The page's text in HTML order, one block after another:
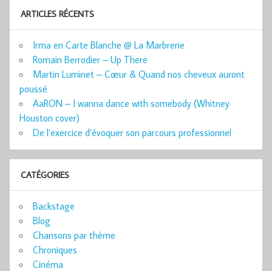
ARTICLES RÉCENTS
Irma en Carte Blanche @ La Marbrerie
Romain Berrodier – Up There
Martin Luminet – Cœur & Quand nos cheveux auront
poussé
AaRON – I wanna dance with somebody (Whitney
Houston cover)
De l’exercice d’évoquer son parcours professionnel
CATÉGORIES
Backstage
Blog
Chansons par thème
Chroniques
Cinéma